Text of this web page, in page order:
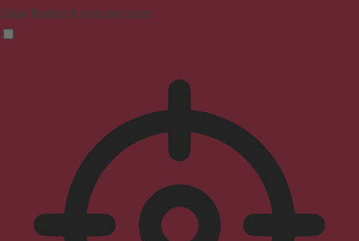
Clear flashes & reduces color